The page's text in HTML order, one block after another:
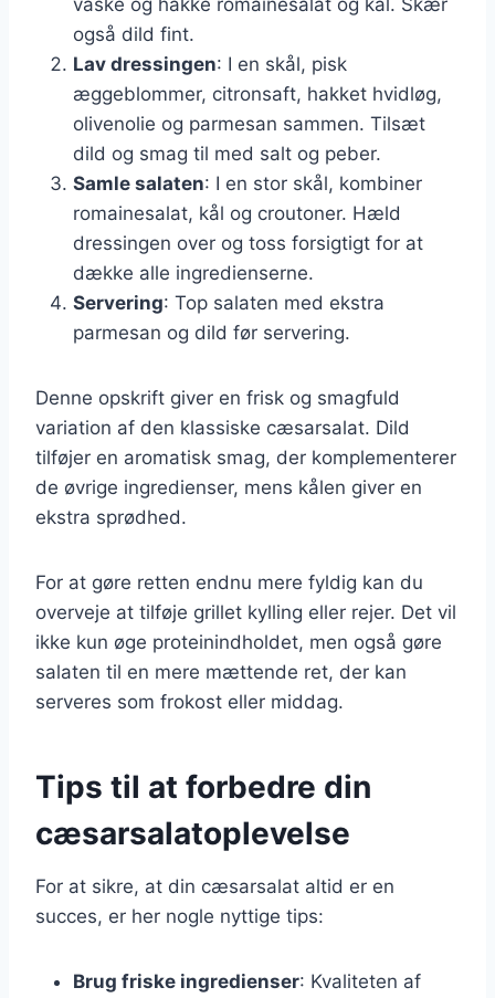
også dild fint.
Lav dressingen: I en skål, pisk
æggeblommer, citronsaft, hakket hvidløg,
olivenolie og parmesan sammen. Tilsæt
dild og smag til med salt og peber.
Samle salaten: I en stor skål, kombiner
romainesalat, kål og croutoner. Hæld
dressingen over og toss forsigtigt for at
dække alle ingredienserne.
Servering: Top salaten med ekstra
parmesan og dild før servering.
Denne opskrift giver en frisk og smagfuld
variation af den klassiske cæsarsalat. Dild
tilføjer en aromatisk smag, der komplementerer
de øvrige ingredienser, mens kålen giver en
ekstra sprødhed.
For at gøre retten endnu mere fyldig kan du
overveje at tilføje grillet kylling eller rejer. Det vil
ikke kun øge proteinindholdet, men også gøre
salaten til en mere mættende ret, der kan
serveres som frokost eller middag.
Tips til at forbedre din
cæsarsalatoplevelse
For at sikre, at din cæsarsalat altid er en
succes, er her nogle nyttige tips:
Brug friske ingredienser: Kvaliteten af